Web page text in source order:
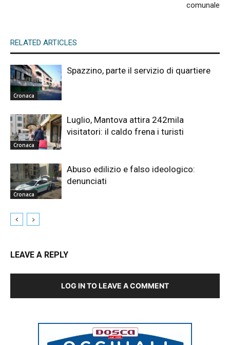
comunale
RELATED ARTICLES
Cronaca
Spazzino, parte il servizio di quartiere
Cronaca
Luglio, Mantova attira 242mila
visitatori: il caldo frena i turisti
Cronaca
Abuso edilizio e falso ideologico:
denunciati
LEAVE A REPLY
LOG IN TO LEAVE A COMMENT